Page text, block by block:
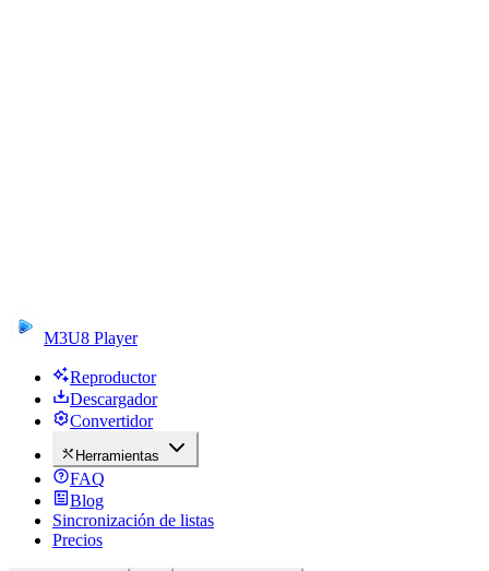
M3U8 Player
Reproductor
Descargador
Convertidor
Herramientas
FAQ
Blog
Sincronización de listas
Precios